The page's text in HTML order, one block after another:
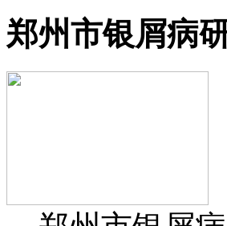
郑州市银屑病